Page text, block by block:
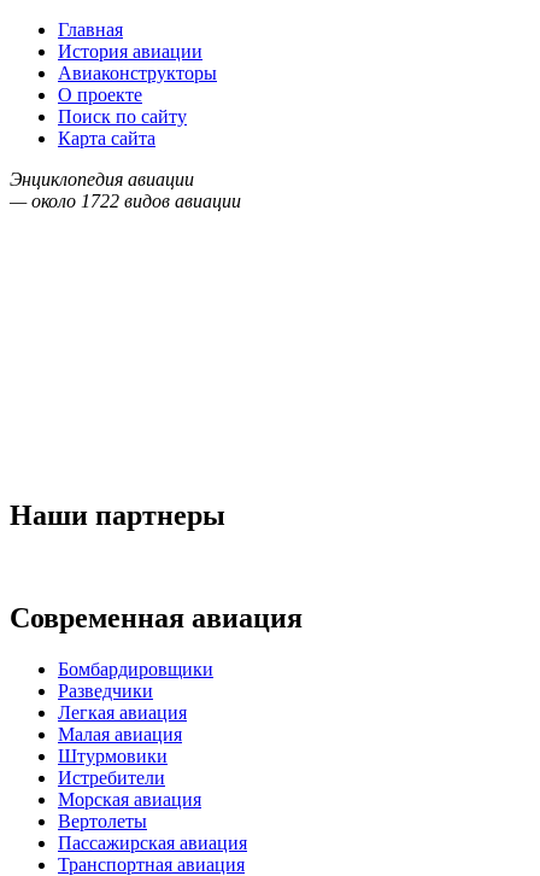
Главная
История авиации
Авиаконструкторы
О проекте
Поиск по сайту
Карта сайта
Энциклопедия авиации
— около 1722 видов авиации
Наши партнеры
Современная авиация
Бомбардировщики
Разведчики
Легкая авиация
Малая авиация
Штурмовики
Истребители
Морская авиация
Вертолеты
Пассажирская авиация
Транспортная авиация